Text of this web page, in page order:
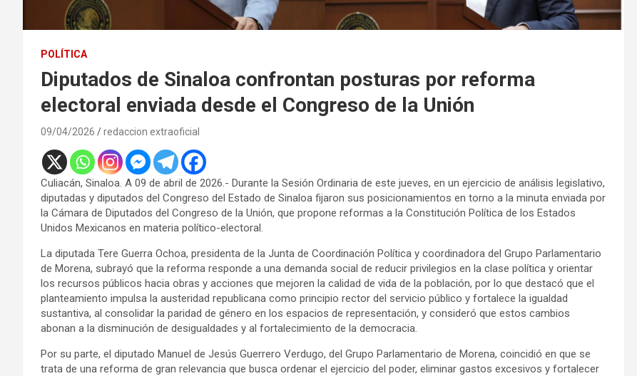
POLÍTICA
Diputados de Sinaloa confrontan posturas por reforma
electoral enviada desde el Congreso de la Unión
09/04/2026 redaccion extraoficial
Culiacán, Sinaloa. A 09 de abril de 2026.- Durante la Sesión Ordinaria de este jueves, en un ejercicio de análisis legislativo,
diputadas y diputados del Congreso del Estado de Sinaloa fijaron sus posicionamientos en torno a la minuta enviada por
la Cámara de Diputados del Congreso de la Unión, que propone reformas a la Constitución Política de los Estados
Unidos Mexicanos en materia político-electoral.
La diputada Tere Guerra Ochoa, presidenta de la Junta de Coordinación Política y coordinadora del Grupo Parlamentario
de Morena, subrayó que la reforma responde a una demanda social de reducir privilegios en la clase política y orientar
los recursos públicos hacia obras y acciones que mejoren la calidad de vida de la población, por lo que destacó que el
planteamiento impulsa la austeridad republicana como principio rector del servicio público y fortalece la igualdad
sustantiva, al consolidar la paridad de género en los espacios de representación, y consideró que estos cambios
abonan a la disminución de desigualdades y al fortalecimiento de la democracia.
Por su parte, el diputado Manuel de Jesús Guerrero Verdugo, del Grupo Parlamentario de Morena, coincidió en que se
trata de una reforma de gran relevancia que busca ordenar el ejercicio del poder, eliminar gastos excesivos y fortalecer